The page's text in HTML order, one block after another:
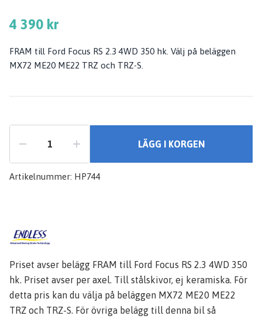
4 390 kr
FRAM till Ford Focus RS 2.3 4WD 350 hk. Välj på beläggen
MX72 ME20 ME22 TRZ och TRZ-S.
LÄGG I KORGEN
Artikelnummer: HP744
Priset avser belägg FRAM till Ford Focus RS 2.3 4WD 350
hk. Priset avser per axel. Till stålskivor, ej keramiska. För
detta pris kan du välja på beläggen MX72 ME20 ME22
TRZ och TRZ-S. För övriga belägg till denna bil så